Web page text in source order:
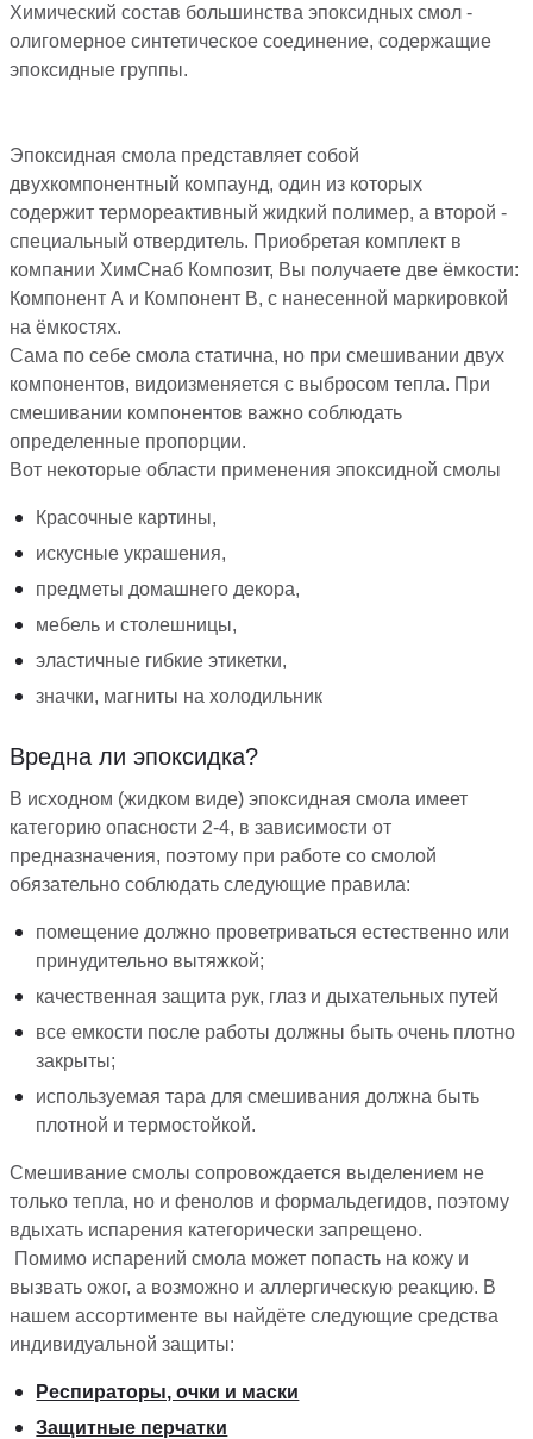
Химический состав большинства эпоксидных смол -
олигомерное синтетическое соединение, содержащие
эпоксидные группы.
Эпоксидная смола представляет собой
двухкомпонентный компаунд, один из которых
содержит термореактивный жидкий полимер, а второй -
специальный отвердитель. Приобретая комплект в
компании ХимСнаб Композит, Вы получаете две ёмкости:
Компонент А и Компонент В, с нанесенной маркировкой
на ёмкостях.
Сама по себе смола статична, но при смешивании двух
компонентов, видоизменяется с выбросом тепла. При
смешивании компонентов важно соблюдать
определенные пропорции.
Вот некоторые области применения эпоксидной смолы
Красочные картины,
искусные украшения,
предметы домашнего декора,
мебель и столешницы,
эластичные гибкие этикетки,
значки, магниты на холодильник
Вредна ли эпоксидка?
В исходном (жидком виде) эпоксидная смола имеет
категорию опасности 2-4, в зависимости от
предназначения, поэтому при работе со смолой
обязательно соблюдать следующие правила:
помещение должно проветриваться естественно или
принудительно вытяжкой;
качественная защита рук, глаз и дыхательных путей
все емкости после работы должны быть очень плотно
закрыты;
используемая тара для смешивания должна быть
плотной и термостойкой.
Смешивание смолы сопровождается выделением не
только тепла, но и фенолов и формальдегидов, поэтому
вдыхать испарения категорически запрещено.
Помимо испарений смола может попасть на кожу и
вызвать ожог, а возможно и аллергическую реакцию. В
нашем ассортименте вы найдёте следующие средства
индивидуальной защиты:
Респираторы, очки и маски
Защитные перчатки